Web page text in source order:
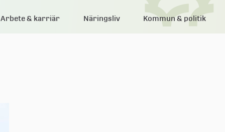
Arbete & karriär Näringsliv Kommun & politik